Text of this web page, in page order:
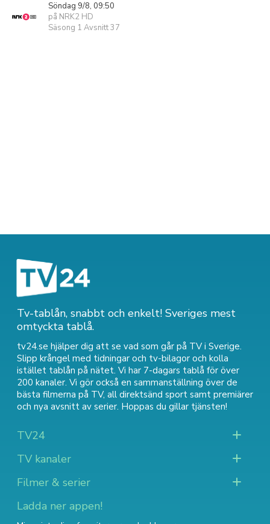
Söndag 9/8, 09:50
på NRK2 HD
Säsong 1 Avsnitt 37
Tv-tablån, snabbt och enkelt! Sveriges mest
omtyckta tablå.
tv24.se hjälper dig att se vad som går på TV i Sverige.
Slipp krångel med tidningar och tv-bilagor och kolla
istället tablån på nätet. Vi har 7-dagars tablå för över
200 kanaler. Vi gör också en sammanställning över de
bästa filmerna på TV, all direktsänd sport samt premiärer
och nya avsnitt av serier. Hoppas du gillar tjänsten!
TV24
TV kanaler
Filmer & serier
Ladda ner appen!